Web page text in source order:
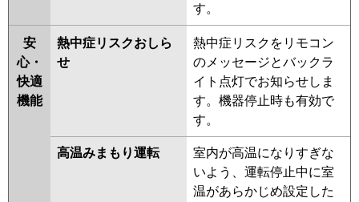
す。
安
心・
快適
機能
熱中症リスクおしら
せ
熱中症リスクをリモコン
のメッセージとバックラ
イト点灯でお知らせしま
す。機器停止時も有効で
す。
高温みまもり運転
室内が高温になりすぎな
いよう、運転停止中に室
温があらかじめ設定した